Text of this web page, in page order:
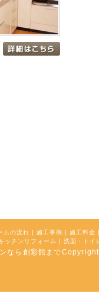
ムの流れ | 施工事例 | 施工料金 |
ッチンリフォーム | 洗面・トイ
ンなら創彩館まで